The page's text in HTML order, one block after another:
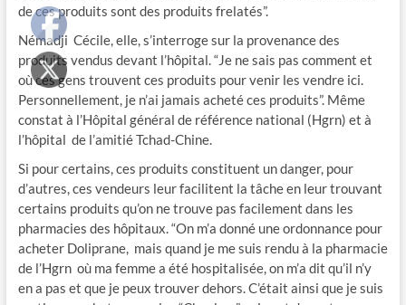
de ces produits sont des produits frelatés”.
Némadji Cécile, elle, s’interroge sur la provenance des
produits vendus devant l’hôpital. “Je ne sais pas comment et
où ces gens trouvent ces produits pour venir les vendre ici.
Personnellement, je n’ai jamais acheté ces produits”. Même
constat à l’Hôpital général de référence national (Hgrn) et à
l’hôpital de l’amitié Tchad-Chine.
Si pour certains, ces produits constituent un danger, pour
d’autres, ces vendeurs leur facilitent la tâche en leur trouvant
certains produits qu’on ne trouve pas facilement dans les
pharmacies des hôpitaux. “On m’a donné une ordonnance pour
acheter Doliprane, mais quand je me suis rendu à la pharmacie
de l’Hgrn où ma femme a été hospitalisée, on m’a dit qu’il n’y
en a pas et que je peux trouver dehors. C’était ainsi que je suis